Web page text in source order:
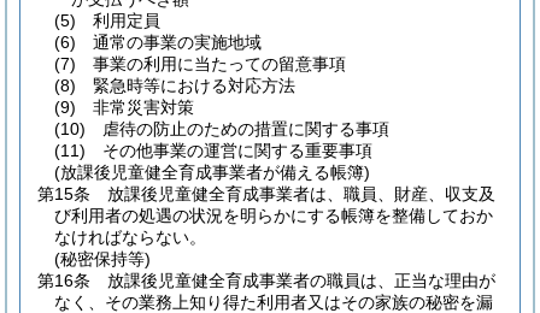
(5)
利用定員
(6)
通常の事業の実施地域
(7)
事業の利用に当たっての留意事項
(8)
緊急時等における対応方法
(9)
非常災害対策
(10)
虐待の防止のための措置に関する事項
(11)
その他事業の運営に関する重要事項
(放課後児童健全育成事業者が備える帳簿)
第15条
放課後児童健全育成事業者は、職員、財産、収支及
び利用者の処遇の状況を明らかにする帳簿を整備しておか
なければならない。
(秘密保持等)
第16条
放課後児童健全育成事業者の職員は、正当な理由が
なく、その業務上知り得た利用者又はその家族の秘密を漏